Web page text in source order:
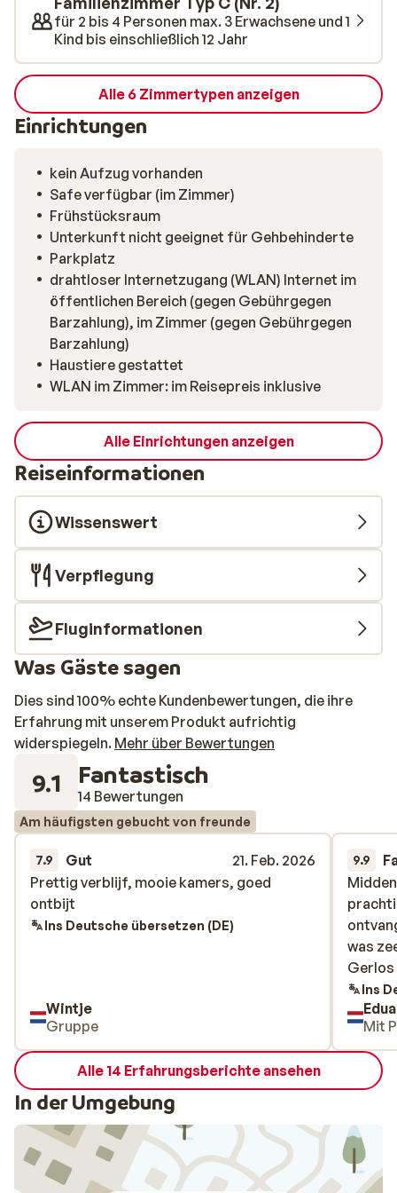
für 2 bis 4 Personen max. 3 Erwachsene und 1
Kind bis einschließlich 12 Jahr
Alle 6 Zimmertypen anzeigen
Einrichtungen
kein Aufzug vorhanden
Safe verfügbar (im Zimmer)
Frühstücksraum
Unterkunft nicht geeignet für Gehbehinderte
Parkplatz
drahtloser Internetzugang (WLAN) Internet im
öffentlichen Bereich (gegen Gebührgegen
Barzahlung), im Zimmer (gegen Gebührgegen
Barzahlung)
Haustiere gestattet
WLAN im Zimmer: im Reisepreis inklusive
Alle Einrichtungen anzeigen
Reiseinformationen
Wissenswert
Verpflegung
Fluginformationen
Was Gäste sagen
Dies sind 100% echte Kundenbewertungen, die ihre
Erfahrung mit unserem Produkt aufrichtig
widerspiegeln. Mehr über Bewertungen
9.1 Fantastisch
14 Bewertungen
Am häufigsten gebucht von freunde
7.9 Gut
21. Feb. 2026
Prettig verblijf, mooie kamers, goed
ontbijt
Prettig verblijf, mooie kamers, goed
ontbijt
Ins Deutsche übersetzen (DE)
Wintje
Gruppe
9.9
was
was
Ins
Mit
Alle 14 Erfahrungsberichte ansehen
In der Umgebung